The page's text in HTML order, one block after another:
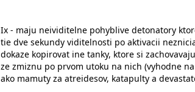
Ix - maju neividitelne pohyblive detonatory
tie dve sekundy viditelnosti po aktivacii
dokaze kopirovat ine tanky, ktore si
ze zmiznu po prvom utoku na nich (vyhodne
ako mamuty za atreidesov, katapulty a